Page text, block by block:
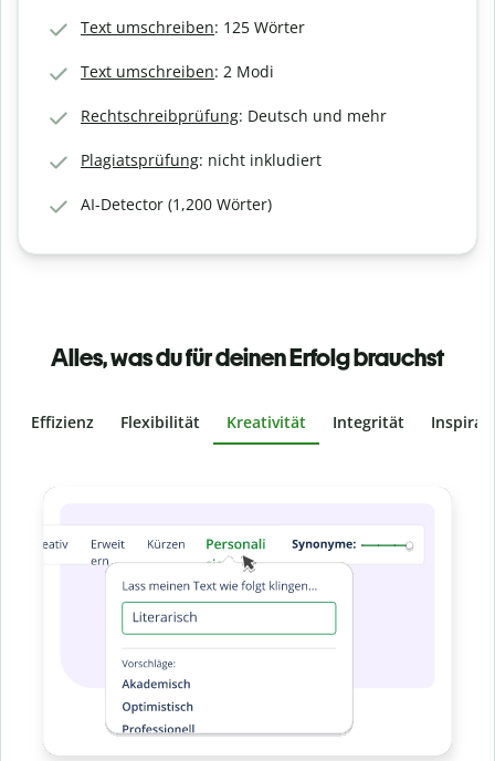
Text umschreiben: 125 Wörter
Text umschreiben: 2 Modi
Rechtschreibprüfung: Deutsch und mehr
Plagiatsprüfung: nicht inkludiert
AI-Detector (1,200 Wörter)
Alles, was du für deinen Erfolg brauchst
Effizienz Flexibilität Kreativität Integrität
Slide 4 of 6
Stelle mit der Plagiatsprüfung sicher, dass
% original ist. Analysiere deine Arbeit in
und finde fehlende Quellenangaben in über